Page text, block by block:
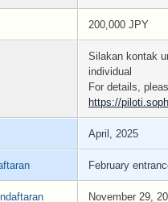
200,000 JPY
Silakan kontak
individual
For details,
https://
April, 2025
February
November 29,